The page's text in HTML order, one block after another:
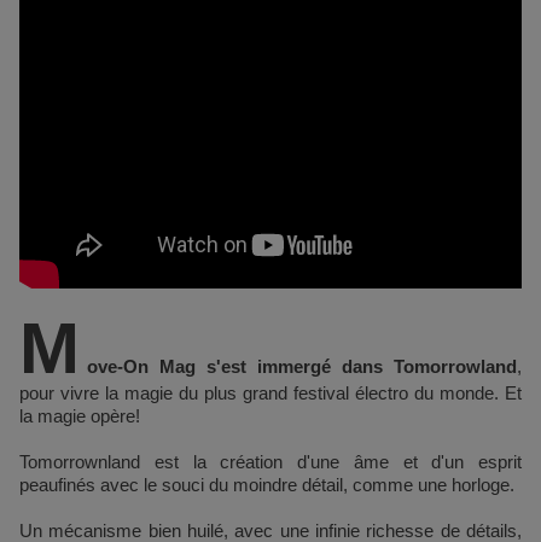
M ove-On Mag s'est immergé dans Tomorrowland,
pour vivre la magie du plus grand festival électro du monde. Et
la magie opère!
Tomorrownland est la création d'une âme et d'un esprit
peaufinés avec le souci du moindre détail, comme une horloge.
Un mécanisme bien huilé, avec une infinie richesse de détails,